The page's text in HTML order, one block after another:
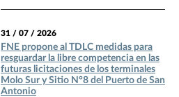
31 / 07 / 2026
FNE propone al TDLC medidas para
resguardar la libre competencia en las
futuras licitaciones de los terminales
Molo Sur y Sitio N°8 del Puerto de San
Antonio